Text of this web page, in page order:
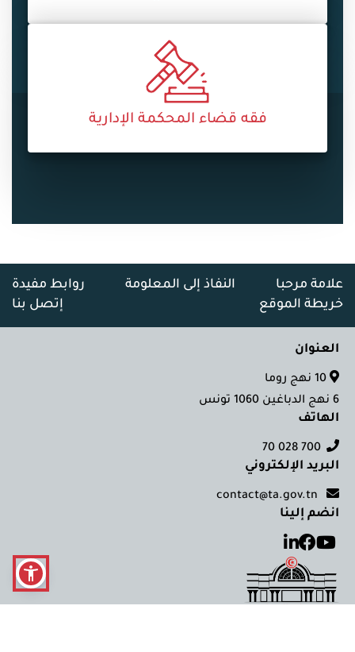
فقه قضاء المحكمة الإدارية
علامة مرحبا النفاذ إلى المعلومة
روابط مفيدة
خريطة الموقع
إتصل بنا
العنوان
6 نهج الدباغين 1060 تونس
الهاتف
700 028 70
البريد الإلكتروني
انضم إلينا